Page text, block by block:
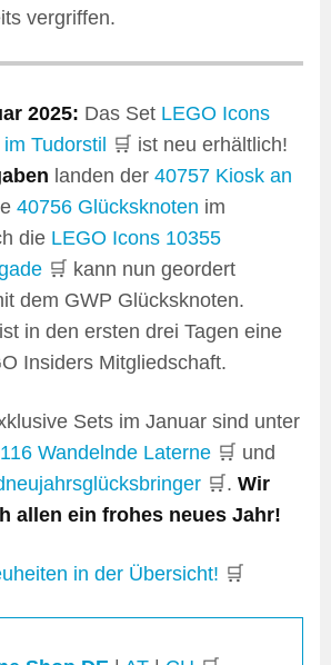
vergriffen.
2025: Das Set LEGO Icons
Tudorstil
🛒 ist neu erhältlich!
landen der 40757 Kiosk an
40756 Glücksknoten im
die LEGO Icons 10355
🛒 kann nun geordert
dem GWP Glücksknoten.
in den ersten drei Tagen eine
Insiders Mitgliedschaft.
Sets im Januar sind unter
Wandelnde Laterne 🛒 und
🛒. Wir
allen ein frohes neues Jahr!
in der Übersicht! 🛒